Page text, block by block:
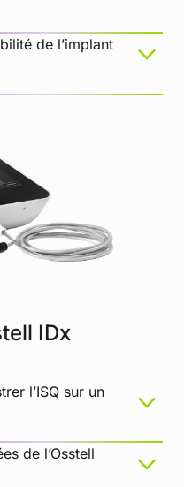
Sensor Sleeve, taille
est trop
mous
de l’implant
IDx
l’ISQ sur un
de l’Osstell